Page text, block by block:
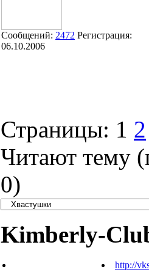
Сообщений: 2472 Регистрация:
06.10.2006
Страницы: 1 2
Читают тему
0)
Kimberly-
http://